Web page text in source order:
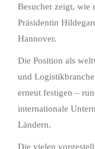
Besucher zeigt, wie
Präsidentin
Hannover.
Die Position als
und
erneut festigen –
internationale
Ländern.
Die vielen